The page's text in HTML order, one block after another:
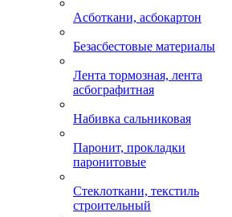
Асботкани, асбокартон
Безасбестовые материалы
Лента тормозная, лента
асбографитная
Набивка сальниковая
Паронит, прокладки
паронитовые
Стеклоткани, текстиль
строительный